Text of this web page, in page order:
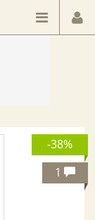
-38%
1